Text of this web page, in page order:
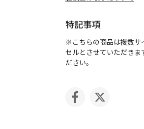
特記事項
※こちらの商品は複数サ
セルとさせていただきま
ださい。